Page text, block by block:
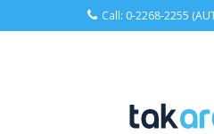
Call: 0-2268-2255